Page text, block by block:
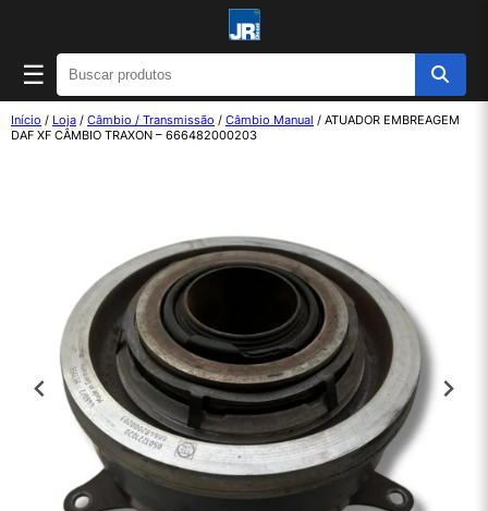
☰
Início / Loja / Câmbio / Transmissão / Câmbio Manual / ATUADOR EMBREAGEM
DAF XF CÂMBIO TRAXON – 666482000203